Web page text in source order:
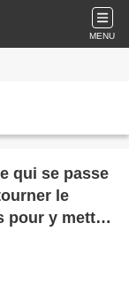
MENU
qui se passe
le
pour y mettre